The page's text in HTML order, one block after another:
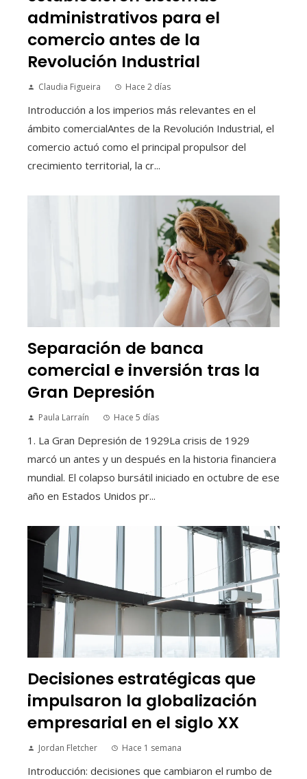
administrativos para el
comercio antes de la
Revolución Industrial
Claudia Figueira Hace 2 días
Introducción a los imperios más relevantes en el
ámbito comercialAntes de la Revolución Industrial, el
comercio actuó como el principal propulsor del
crecimiento territorial, la cr...
Separación de banca
comercial e inversión tras la
Gran Depresión
Paula Larraín Hace 5 días
1. La Gran Depresión de 1929La crisis de 1929
marcó un antes y un después en la historia financiera
mundial. El colapso bursátil iniciado en octubre de ese
año en Estados Unidos pr...
Decisiones estratégicas que
impulsaron la globalización
empresarial en el siglo XX
Jordan Fletcher Hace 1 semana
Introducción: decisiones que cambiaron el rumbo de